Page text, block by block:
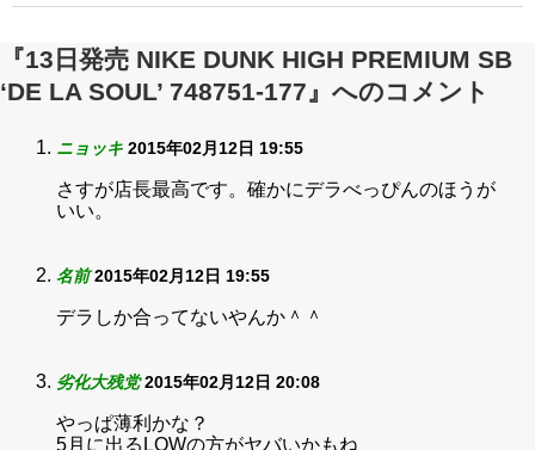
『13日発売 NIKE DUNK HIGH PREMIUM SB
‘DE LA SOUL’ 748751-177』へのコメント
ニョッキ 2015年02月12日 19:55
さすが店長最高です。確かにデラべっぴんのほうが
いい。
名前 2015年02月12日 19:55
デラしか合ってないやんか＾＾
劣化大残党 2015年02月12日 20:08
やっぱ薄利かな？
5月に出るLOWの方がヤバいかもね